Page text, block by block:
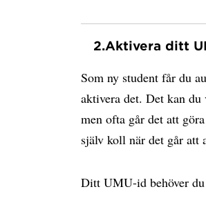
2.Aktivera ditt
Som ny student får du
aktivera det. Det kan
men ofta går det att
själv koll när det går att
Ditt UMU-id behöver